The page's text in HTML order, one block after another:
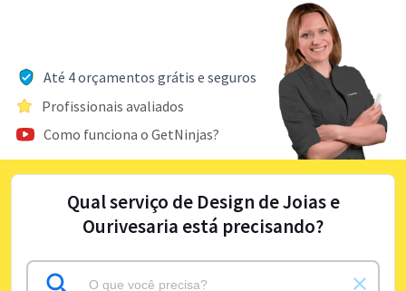
Até 4 orçamentos grátis e seguros
Profissionais avaliados
Como funciona o GetNinjas?
Qual serviço de Design de Joias e
Ourivesaria está precisando?